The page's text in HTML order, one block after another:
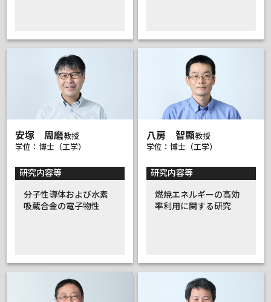
安塚 周磨教授
学位：博士（工学）
研究内容等
分子性導体および水素
吸蔵合金の電子物性
八房 智顯教授
学位：博士（工学）
研究内容等
燃焼エネルギーの高効
率利用に関する研究